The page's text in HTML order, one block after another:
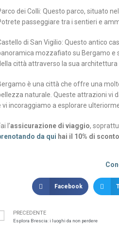
dei Colli: Questo parco, situato
passeggiare tra i sentieri e
di San Vigilio: Questo antico
mozzafiato su Bergamo e
città attraverso la sua architettura
è una città che offre una
naturale. Queste attrazioni vi
vi incoraggiamo a esplorare
l’assicurazione di viaggio,
da qui hai il 10% di
Facebook
PRECEDENTE
Esplora Brescia: i luoghi da non perdere